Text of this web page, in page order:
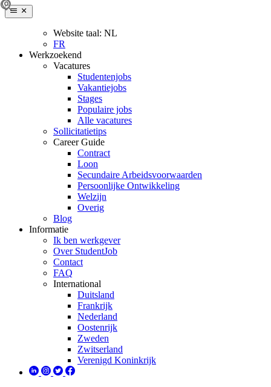
Website taal: NL
FR
Werkzoekend
Vacatures
Studentenjobs
Vakantiejobs
Stages
Populaire jobs
Alle vacatures
Sollicitatietips
Career Guide
Contract
Loon
Secundaire Arbeidsvoorwaarden
Persoonlijke Ontwikkeling
Welzijn
Overig
Blog
Informatie
Ik ben werkgever
Over StudentJob
Contact
FAQ
International
Duitsland
Frankrijk
Nederland
Oostenrijk
Zweden
Zwitserland
Verenigd Koninkrijk